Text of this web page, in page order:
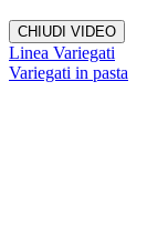
CHIUDI VIDEO
Linea Variegati
Variegati in pasta